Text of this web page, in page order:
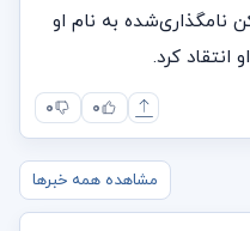
نامگذاری‌شده به نام او
انتقاد کرد.
۰ ۰
مشاهده همه خبرها